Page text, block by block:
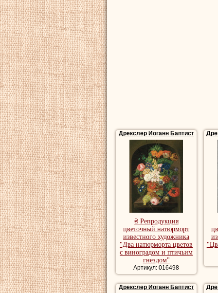
Дрекслер Иоганн Баптист
₴ Репродукция
цветочный натюрморт
известного художника
"Два натюрморта цветов
с виноградом и птичьим
гнездом"
Артикул: 016498
Дрекслер Иоганн Баптист